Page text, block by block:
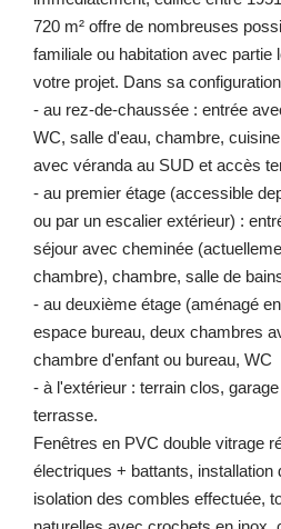
720 m² offre de nombreuses
familiale ou habitation avec partie
votre projet. Dans sa
- au rez-de-chaussée : entrée
WC, salle d'eau, chambre,
avec véranda au SUD et accès
- au premier étage (accessible
ou par un escalier extérieur) :
séjour avec cheminée
chambre), chambre, salle de
- au deuxième étage (aménagé
espace bureau, deux chambres
chambre d'enfant ou bureau, WC
- à l'extérieur : terrain clos,
terrasse.
Fenêtres en PVC double vitrage
électriques + battants, installation
isolation des combles effectuée,